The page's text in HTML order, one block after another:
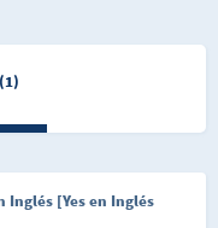
Inglés [Yes en Inglés